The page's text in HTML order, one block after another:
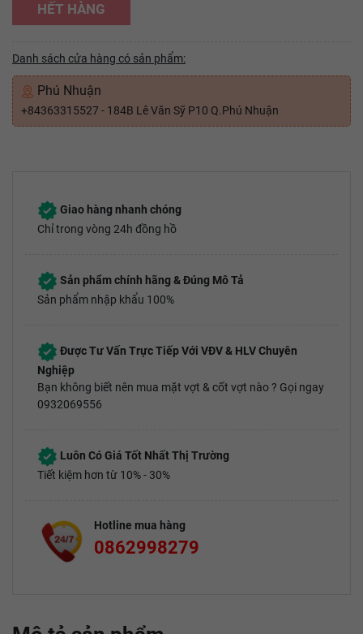
HẾT HÀNG
Danh sách cửa hàng có sản phẩm:
Phú Nhuận
+84363315527 - 184B Lê Văn Sỹ P10 Q.Phú Nhuận
Giao hàng nhanh chóng
Chỉ trong vòng 24h đồng hồ
Sản phẩm chính hãng & Đúng Mô Tả
Sản phẩm nhập khẩu 100%
Được Tư Vấn Trực Tiếp Với VĐV & HLV Chuyên
Nghiệp
Bạn không biết nên mua mặt vợt & cốt vợt nào ? Gọi ngay
0932069556
Luôn Có Giá Tốt Nhất Thị Trường
Tiết kiệm hơn từ 10% - 30%
Hotline mua hàng
0862998279